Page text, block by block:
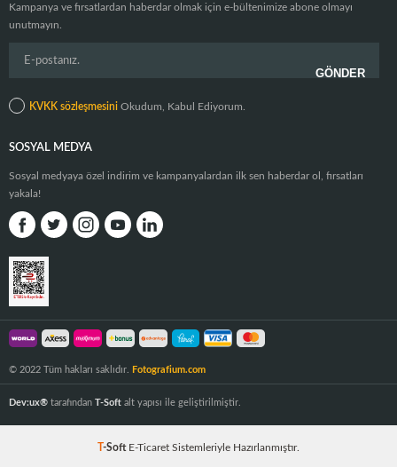
Kampanya ve fırsatlardan haberdar olmak için e-bültenimize abone olmayı
unutmayın.
KVKK sözleşmesini Okudum, Kabul Ediyorum.
SOSYAL MEDYA
Sosyal medyaya özel indirim ve kampanyalardan ilk sen haberdar ol, fırsatları
yakala!
© 2022 Tüm hakları saklıdır. Fotografium.com
Dev:ux® tarafından T-Soft alt yapısı ile geliştirilmiştir.
T-Soft E-Ticaret Sistemleriyle Hazırlanmıştır.